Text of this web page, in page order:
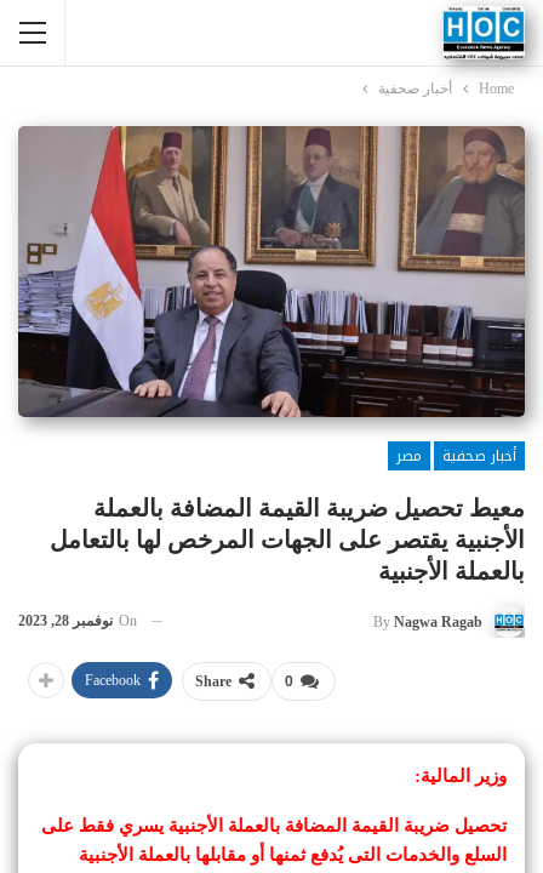
Home أخبار صحفية
أخبار صحفية
مصر
معيط تحصيل ضريبة القيمة المضافة بالعملة
الأجنبية يقتصر على الجهات المرخص لها بالتعامل
بالعملة الأجنبية
By Nagwa Ragab
On نوفمبر 28, 2023
0
Share
Facebook
وزير المالية:
تحصيل ضريبة القيمة المضافة بالعملة الأجنبية يسري فقط على
السلع والخدمات التى يُدفع ثمنها أو مقابلها بالعملة الأجنبية